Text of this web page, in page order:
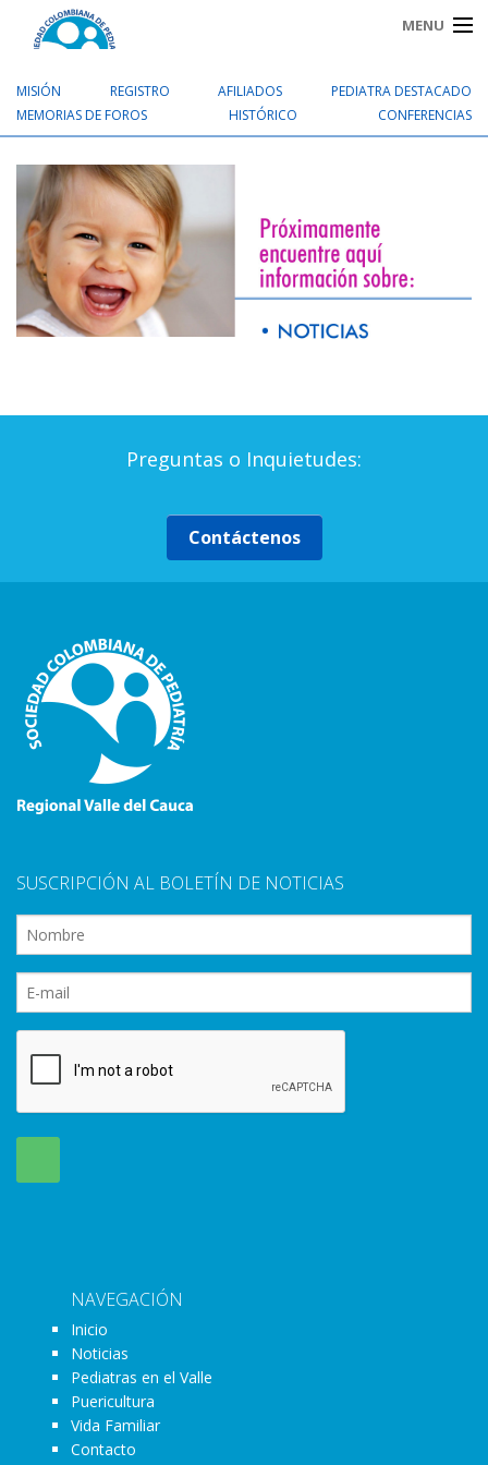
MENU
NOTICIAS
PROYECTO
PEDIATRAS EN EL VALLE
MISIÓN REGISTRO AFILIADOS
PEDIATRA DESTACADO
MEMORIAS DE FOROS
HISTÓRICO CONFERENCIAS
Preguntas o Inquietudes:
Contáctenos
SUSCRIPCIÓN AL BOLETÍN DE NOTICIAS
NAVEGACIÓN
Inicio
Noticias
Pediatras en el Valle
Puericultura
Vida Familiar
Contacto